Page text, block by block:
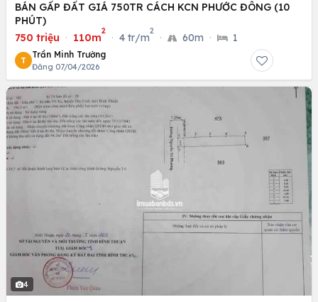
BÁN GẤP ĐẤT GIÁ 750TR CÁCH KCN PHƯỚC ĐÔNG (10
PHÚT)
750 triệu · 110m
2
· 4 tr/m
2
· 60m · 1
T
Trần Minh Trường
Đăng 07/04/2026
4